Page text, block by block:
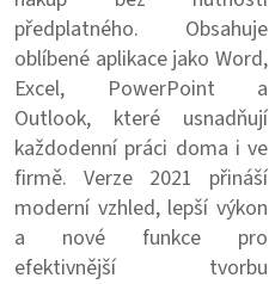
předplatného. Obsahuje
oblíbené aplikace jako Word,
Excel, PowerPoint a
Outlook, které usnadňují
každodenní práci doma i ve
firmě. Verze 2021 přináší
moderní vzhled, lepší výkon
a nové funkce pro
efektivnější tvorbu